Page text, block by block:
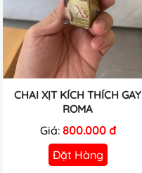
CHAI XỊT KÍCH THÍCH GAY
ROMA
Giá: 800.000 đ
Đặt Hàng